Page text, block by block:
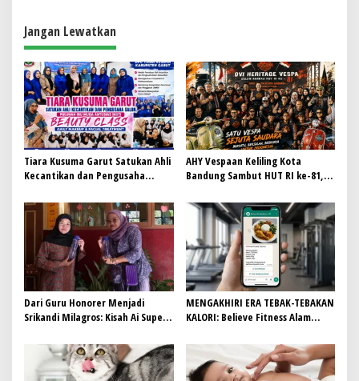
s
i
p
o
s
Jangan Lewatkan
Tiara Kusuma Garut Satukan Ahli
Kecantikan dan Pengusaha
Antusias Ikuti Beauty Class
AHY Vespaan Keliling Kota
Bandung Sambut HUT RI ke-81,
Kemanusiaan
Dari Guru Honorer Menjadi
Srikandi Milagros: Kisah Ai Supeni
Sebotol Air
MENGAKHIRI ERA TEBAK-TEBAKAN
KALORI: Believe Fitness Alam
Nutritionist & Garansi 100%
Cashback Transformasi